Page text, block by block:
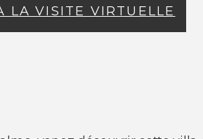
LA VISITE VIRTUELLE